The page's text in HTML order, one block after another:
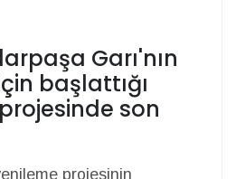
Garı'nın
başlattığı
son
projesinin